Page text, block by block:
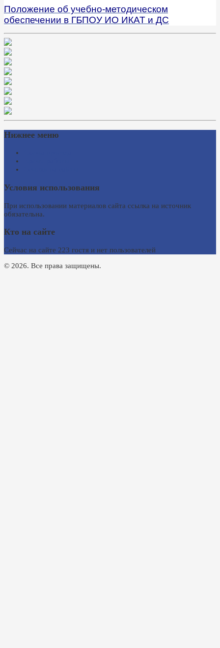
Положение об учебно-методическом
обеспечении в ГБПОУ ИО ИКАТ и ДС
Нижнее меню
Условия использования
При использовании материалов сайта ссылка на источник
обязательна.
Кто на сайте
Сейчас на сайте 223 гостя и нет пользователей
© 2026. Все права защищены.